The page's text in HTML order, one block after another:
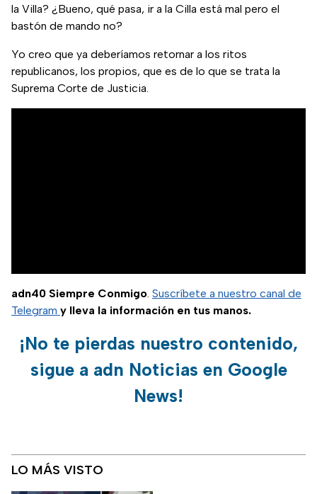
la Villa? ¿Bueno, qué pasa, ir a la Cilla está mal pero el
bastón de mando no?
Yo creo que ya deberíamos retornar a los ritos
republicanos, los propios, que es de lo que se trata la
Suprema Corte de Justicia.
adn40 Siempre Conmigo. Suscríbete a nuestro canal de
Telegram y lleva la información en tus manos.
¡No te pierdas nuestro contenido,
sigue a adn Noticias en Google
News!
LO MÁS VISTO